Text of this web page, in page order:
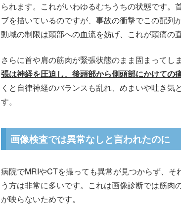
られます。これがいわゆるむちうちの状態です。
ブを描いているのですが、事故の衝撃でこの配列
動域の制限は頭部への血流を妨げ、これが頭痛の
さらに首や肩の筋肉が緊張状態のまま固まってし
張は神経を圧迫し、後頭部から側頭部にかけての
くと自律神経のバランスも乱れ、めまいや吐き
す。
画像検査では異常なしと言われたのに
病院でMRIやCTを撮っても異常が見つからず、
う方は非常に多いです。これは画像診断では筋肉
が映らないためです。